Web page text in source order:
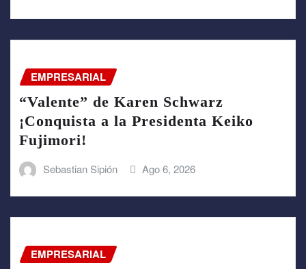
EMPRESARIAL
“Valente” de Karen Schwarz
¡Conquista a la Presidenta Keiko
Fujimori!
Sebastian Sipión Ago 6, 2026
EMPRESARIAL